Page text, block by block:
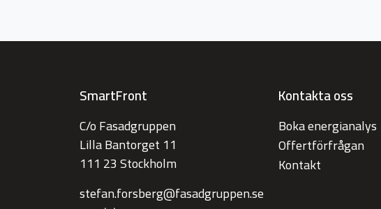
SmartFront
C/o Fasadgruppen
Lilla Bantorget 11
111 23 Stockholm
stefan.forsberg@fasadgruppen.se
Kontakta oss
Boka energianalys
Offertförfrågan
Kontakt